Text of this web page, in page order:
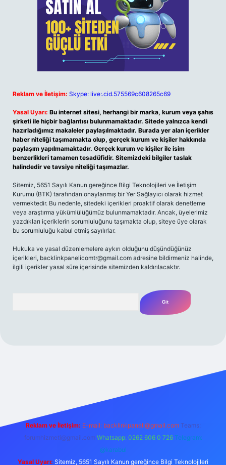
Reklam ve İletişim: Skype: live:.cid.575569c608265c69
Yasal Uyarı: Bu internet sitesi, herhangi bir marka, kurum veya şahıs
şirketi ile hiçbir bağlantısı bulunmamaktadır. Sitede yalnızca kendi
hazırladığımız makaleler paylaşılmaktadır. Burada yer alan içerikler
haber niteliği taşımamakta olup, gerçek kurum ve kişiler hakkında
paylaşım yapılmamaktadır. Gerçek kurum ve kişiler ile isim
benzerlikleri tamamen tesadüfidir. Sitemizdeki bilgiler taslak
halindedir ve tavsiye niteliği taşımazlar.
Sitemiz, 5651 Sayılı Kanun gereğince Bilgi Teknolojileri ve İletişim
Kurumu (BTK) tarafından onaylanmış bir Yer Sağlayıcı olarak hizmet
vermektedir. Bu nedenle, sitedeki içerikleri proaktif olarak denetleme
veya araştırma yükümlülüğümüz bulunmamaktadır. Ancak, üyelerimiz
yazdıkları içeriklerin sorumluluğunu taşımakta olup, siteye üye olarak
bu sorumluluğu kabul etmiş sayılırlar.
Hukuka ve yasal düzenlemelere aykırı olduğunu düşündüğünüz
içerikleri, backlinkpanelicomtr@gmail.com adresine bildirmeniz halinde,
ilgili içerikler yasal süre içerisinde sitemizden kaldırılacaktır.
Reklam ve İletişim: E-mail: backlinkpaneli@gmail.com Teams:
forumhizmeti@gmail.com Whatsapp: 0262 606 0 726 Telegram:
@karabul
Yasal Uyarı: Sitemiz, 5651 Sayılı Kanun gereğince Bilgi Teknolojileri